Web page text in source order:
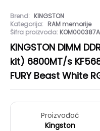
Brend: KINGSTON
Kategorija: RAM memorije
Šifra proizvoda:
KINGSTON DIMM
kit) 6800MT/s
FURY Beast White
Proizvođač
Kingston